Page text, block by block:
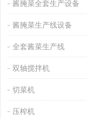
酱腌菜全套生产设备
酱腌菜生产线设备
全套酱菜生产线
双轴搅拌机
切菜机
压榨机